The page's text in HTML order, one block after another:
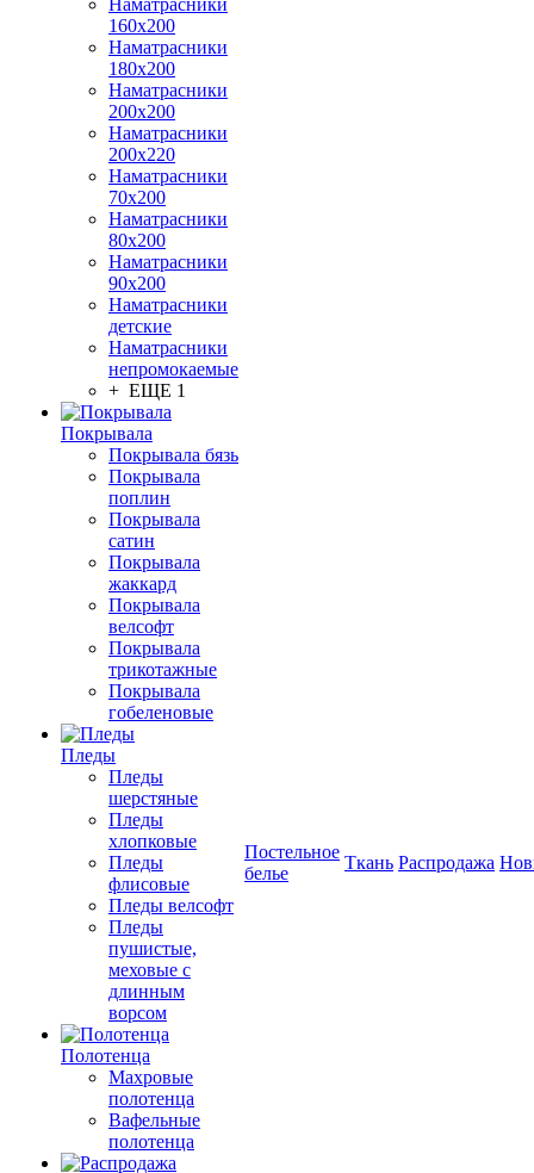
Наматрасники
160х200
Наматрасники
180х200
Наматрасники
200х200
Наматрасники
200х220
Наматрасники
70х200
Наматрасники
80х200
Наматрасники
90х200
Наматрасники
детские
Наматрасники
непромокаемые
+ ЕЩЕ 1
Покрывала
Покрывала бязь
Покрывала
поплин
Покрывала
сатин
Покрывала
жаккард
Покрывала
велсофт
Покрывала
трикотажные
Покрывала
гобеленовые
Пледы
Пледы
шерстяные
Пледы
хлопковые
Пледы
флисовые
Пледы велсофт
Пледы
пушистые,
меховые с
длинным
ворсом
Полотенца
Махровые
полотенца
Вафельные
полотенца
Постельное
белье
Ткань Распродажа